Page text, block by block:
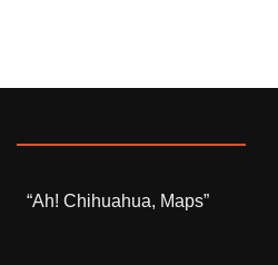
“Ah! Chihuahua, Maps”